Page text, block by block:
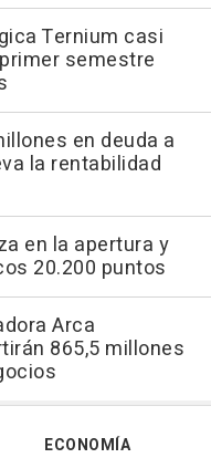
Ternium casi
semestre
en deuda a
la rentabilidad
en la apertura y
20.200 puntos
Arca
865,5 millones
ECONOMÍA